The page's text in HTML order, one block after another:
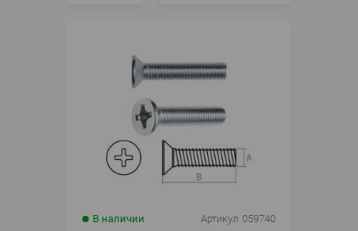
В наличии Артикул 059740